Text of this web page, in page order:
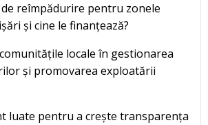
reîmpădurire pentru zonele
și cine le finanțează?
locale în gestionarea
și promovarea exploatării
luate pentru a crește transparența